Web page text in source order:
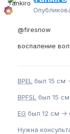
@firesnow
воспаление
BPEL был 15 см
BPFSL был 15
EG был 12 см ->
Нужна